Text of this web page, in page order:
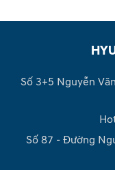
Số 3+5 Nguyễn
Số 87 - Đường